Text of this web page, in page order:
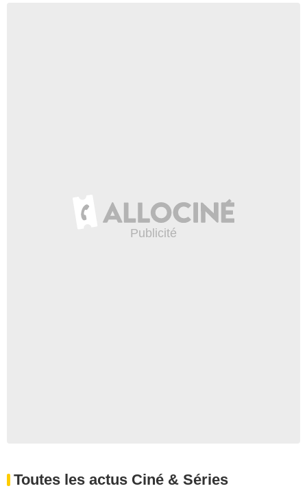
Toutes les actus Ciné & Séries